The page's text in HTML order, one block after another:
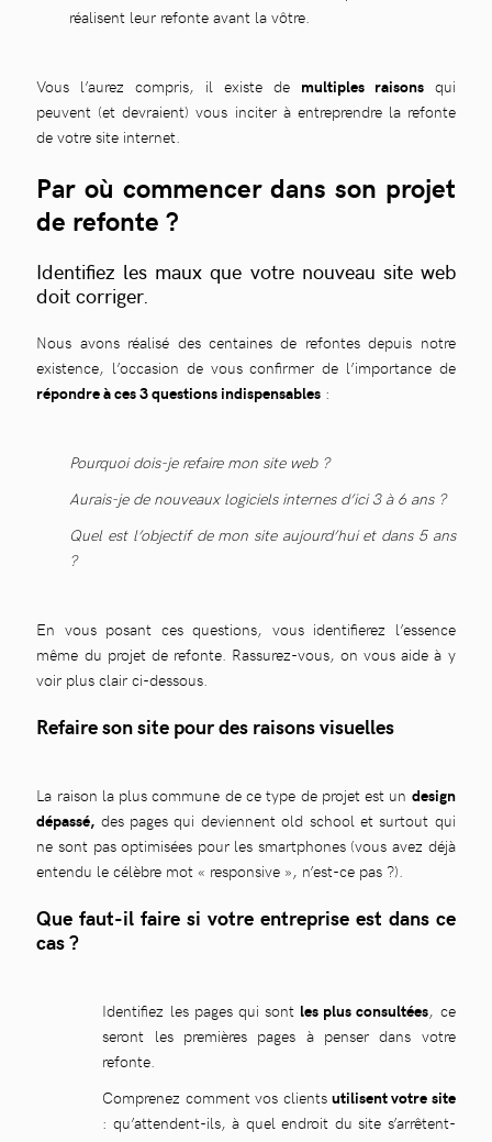
réalisent leur refonte avant la vôtre.
Vous l’aurez compris, il existe de multiples raisonsqui
peuvent (et devraient) vous inciter à entreprendre la refonte
de votre site internet.
Par où commencer dans son projet
de refonte ?
Identifiez les maux que votre nouveau site web
doit corriger.
Nous avons réalisé des centaines de refontes depuis notre
existence, l’occasion de vous confirmer de l’importance de
répondre à ces 3 questions indispensables :
Pourquoi dois-je refaire mon site web ?
Aurais-je de nouveaux logiciels internes d’ici 3 à 6 ans ?
Quel est l’objectif de mon site aujourd’hui et dans 5 ans
?
En vous posant ces questions, vous identifierez l’essence
même du projet de refonte. Rassurez-vous, on vous aide à y
voir plus clair ci-dessous.
Refaire son site pour des raisons visuelles
La raison la plus commune de ce type de projet est un design
dépassé, des pages qui deviennent old school et surtout qui
ne sont pas optimisées pour les smartphones (vous avez déjà
entendu le célèbre mot « responsive », n’est-ce pas ?).
Que faut-il faire si votre entreprise est dans ce
cas ?
Identifiez les pages qui sont les plus consultées, ce
seront les premières pages à penser dans votre
refonte.
Comprenez comment vos clients utilisent votre site
: qu’attendent-ils, à quel endroit du site s’arrêtent-